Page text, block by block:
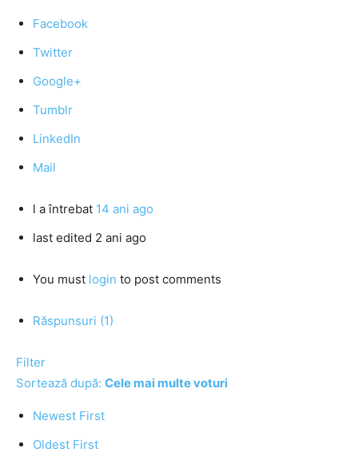
Facebook
Twitter
Google+
Tumblr
LinkedIn
Mail
l a întrebat 14 ani ago
last edited 2 ani ago
You must login to post comments
Răspunsuri (1)
Filter
Sortează după: Cele mai multe voturi
Newest First
Oldest First